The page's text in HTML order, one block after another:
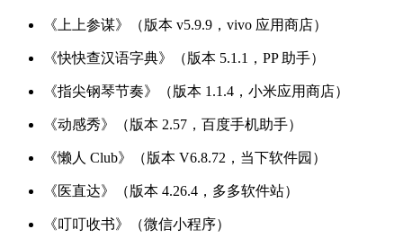
《上上参谋》（版本 v5.9.9，vivo 应用商店）
《快快查汉语字典》（版本 5.1.1，PP 助手）
《指尖钢琴节奏》（版本 1.1.4，小米应用商店）
《动感秀》（版本 2.57，百度手机助手）
《懒人 Club》（版本 V6.8.72，当下软件园）
《医直达》（版本 4.26.4，多多软件站）
《叮叮收书》（微信小程序）